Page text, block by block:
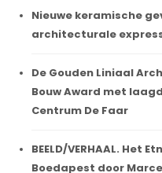
Nieuwe keramische
architecturale
De Gouden Liniaal
Bouw Award met
Centrum De Faar
BEELD/VERHAAL. Het
Boedapest door